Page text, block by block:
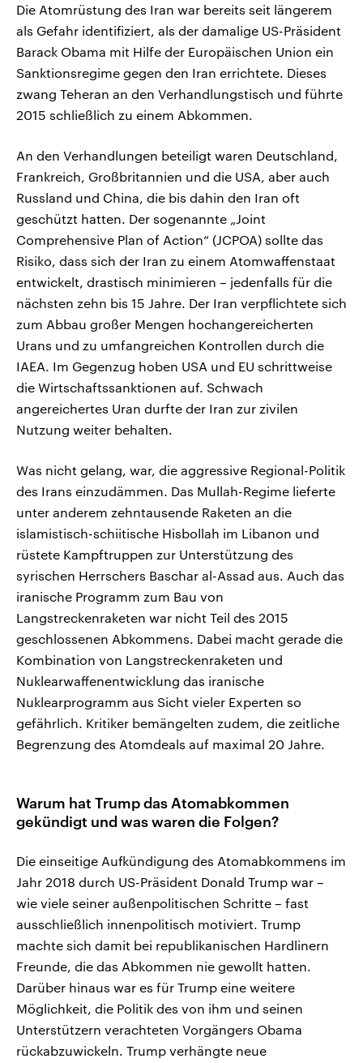
Die Atomrüstung des Iran war bereits seit längerem
als Gefahr identifiziert, als der damalige US-Präsident
Barack Obama mit Hilfe der Europäischen Union ein
Sanktionsregime gegen den Iran errichtete. Dieses
zwang Teheran an den Verhandlungstisch und führte
2015 schließlich zu einem Abkommen.
An den Verhandlungen beteiligt waren Deutschland,
Frankreich, Großbritannien und die USA, aber auch
Russland und China, die bis dahin den Iran oft
geschützt hatten. Der sogenannte „Joint
Comprehensive Plan of Action“ (JCPOA) sollte das
Risiko, dass sich der Iran zu einem Atomwaffenstaat
entwickelt, drastisch minimieren – jedenfalls für die
nächsten zehn bis 15 Jahre. Der Iran verpflichtete sich
zum Abbau großer Mengen hochangereicherten
Urans und zu umfangreichen Kontrollen durch die
IAEA. Im Gegenzug hoben USA und EU schrittweise
die Wirtschaftssanktionen auf. Schwach
angereichertes Uran durfte der Iran zur zivilen
Nutzung weiter behalten.
Was nicht gelang, war, die aggressive Regional-Politik
des Irans einzudämmen. Das Mullah-Regime lieferte
unter anderem zehntausende Raketen an die
islamistisch-schiitische Hisbollah im Libanon und
rüstete Kampftruppen zur Unterstützung des
syrischen Herrschers Baschar al-Assad aus. Auch das
iranische Programm zum Bau von
Langstreckenraketen war nicht Teil des 2015
geschlossenen Abkommens. Dabei macht gerade die
Kombination von Langstreckenraketen und
Nuklearwaffenentwicklung das iranische
Nuklearprogramm aus Sicht vieler Experten so
gefährlich. Kritiker bemängelten zudem, die zeitliche
Begrenzung des Atomdeals auf maximal 20 Jahre.
Warum hat Trump das Atomabkommen
gekündigt und was waren die Folgen?
Die einseitige Aufkündigung des Atomabkommens im
Jahr 2018 durch US-Präsident Donald Trump war –
wie viele seiner außenpolitischen Schritte – fast
ausschließlich innenpolitisch motiviert. Trump
machte sich damit bei republikanischen Hardlinern
Freunde, die das Abkommen nie gewollt hatten.
Darüber hinaus war es für Trump eine weitere
Möglichkeit, die Politik des von ihm und seinen
Unterstützern verachteten Vorgängers Obama
rückabzuwickeln. Trump verhängte neue